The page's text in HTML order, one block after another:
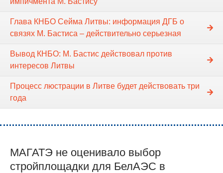
Глава КНБО Сейма Литвы: информация ДГБ о
связях М. Бастиса – действительно серьезная
Вывод КНБО: М. Бастис действовал против
интересов Литвы
Процесс люстрации в Литве будет действовать три
года
МАГАТЭ не оценивало выбор
стройплощадки для БелАЭС в